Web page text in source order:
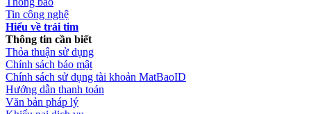
Tin công nghệ
Hiểu về trái tim
Thông tin cần biết
Thỏa thuận sử dụng
Chính sách bảo mật
Chính sách sử dụng tài khoản MatBaoID
Hướng dẫn thanh toán
Văn bản pháp lý